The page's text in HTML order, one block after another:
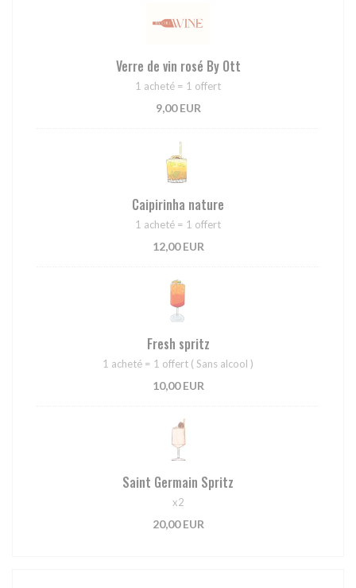
Verre de vin rosé By Ott
1 acheté = 1 offert
9,00 EUR
Caipirinha nature
1 acheté = 1 offert
12,00 EUR
Fresh spritz
1 acheté = 1 offert ( Sans alcool )
10,00 EUR
Saint Germain Spritz
x2
20,00 EUR